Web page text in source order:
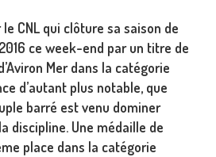
CNL qui clôture sa saison de
ce week-end par un titre de
Mer dans la catégorie
d’autant plus notable, que
barré est venu dominer
discipline. Une médaille de
place dans la catégorie